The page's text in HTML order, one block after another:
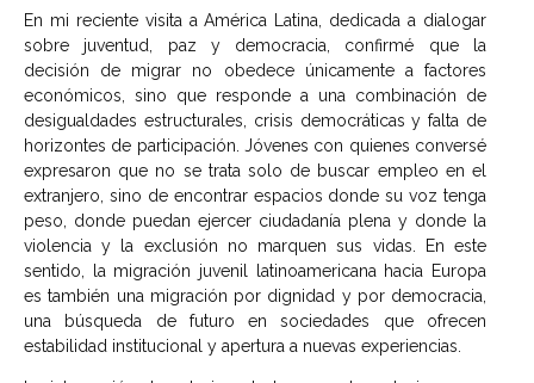
En mi reciente visita a América Latina, dedicada a dialogar
sobre juventud, paz y democracia, confirmé que la
decisión de migrar no obedece únicamente a factores
económicos, sino que responde a una combinación de
desigualdades estructurales, crisis democráticas y falta de
horizontes de participación. Jóvenes con quienes conversé
expresaron que no se trata solo de buscar empleo en el
extranjero, sino de encontrar espacios donde su voz tenga
peso, donde puedan ejercer ciudadanía plena y donde la
violencia y la exclusión no marquen sus vidas. En este
sentido, la migración juvenil latinoamericana hacia Europa
es también una migración por dignidad y por democracia,
una búsqueda de futuro en sociedades que ofrecen
estabilidad institucional y apertura a nuevas experiencias.